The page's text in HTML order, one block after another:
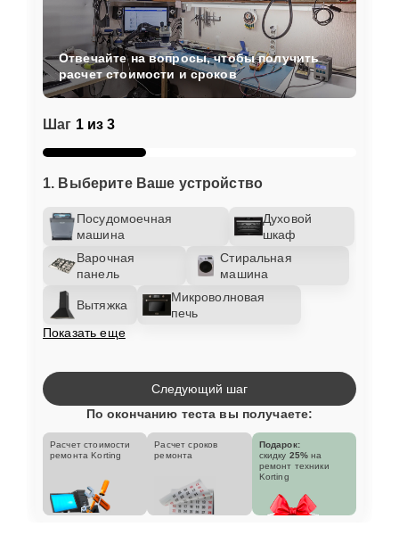
Шаг 1 из 3
1. Выберите Ваше устройство
Посудомоечная
машина
Духовой
шкаф
Варочная
панель
Стиральная
машина
Вытяжка
Микроволновая
печь
Показать еще
Отвечайте на вопросы, чтобы получить
расчет стоимости и сроков
Следующий шаг
По окончанию теста вы получаете:
Расчет стоимости
ремонта Korting
Расчет сроков
ремонта
Подарок:
скидку 25% на
ремонт техники
Korting